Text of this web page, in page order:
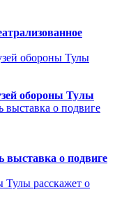
обороны Тулы
о подвиге